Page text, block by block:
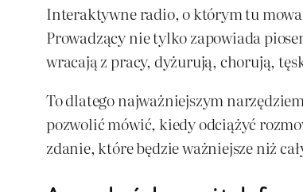
Interaktywne radio, o którym tu mowa,
Prowadzący nie tylko zapowiada
wracają z pracy, dyżurują, chorują,
To dlatego najważniejszym
pozwolić mówić, kiedy odciążyć
zdanie, które będzie ważniejsze niż